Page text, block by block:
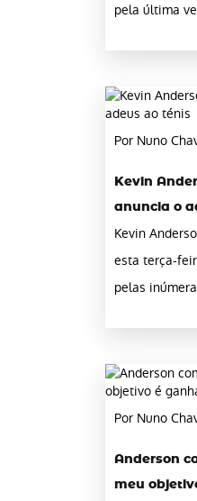
pela última
Por Nuno
Kevin
anuncia o
Kevin
esta terça-
pelas
Por Nuno
Anderson
meu